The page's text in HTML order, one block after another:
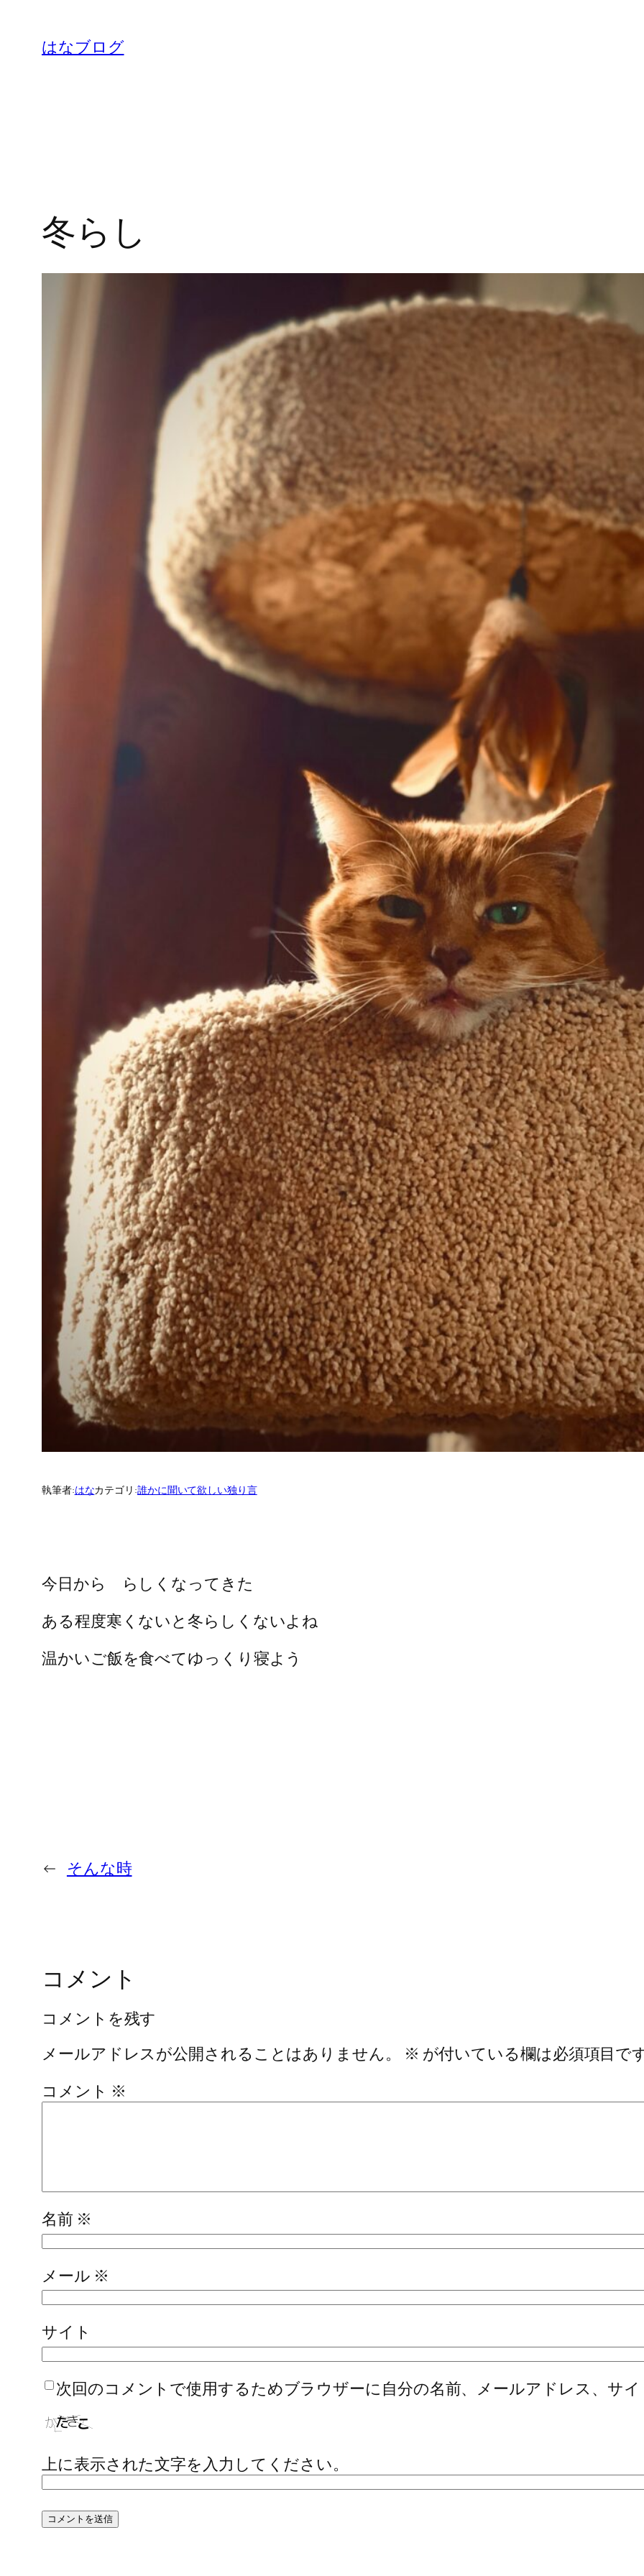
はなブログ
冬らし
執筆者:はなカテゴリ:誰かに聞いて欲しい独り言
今日から らしくなってきた
ある程度寒くないと冬らしくないよね
温かいご飯を食べてゆっくり寝よう
← そんな時
コメント
コメントを残す
メールアドレスが公開されることはありません。
※ が付いている欄は必須項目で
コメント ※
名前 ※
メール ※
サイト
次回のコメントで使用するためブラウザーに自分の名前、メールアドレス、サイ
上に表示された文字を入力してください。